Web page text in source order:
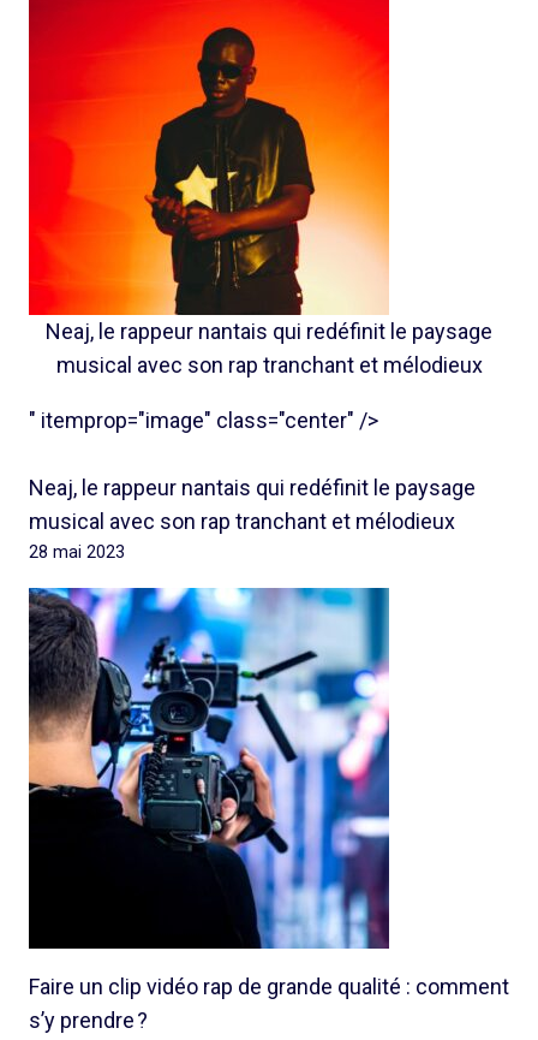
Neaj, le rappeur nantais qui redéfinit le paysage
musical avec son rap tranchant et mélodieux
" itemprop="image" class="center" />
Neaj, le rappeur nantais qui redéfinit le paysage
musical avec son rap tranchant et mélodieux
28 mai 2023
Faire un clip vidéo rap de grande qualité : comment
s’y prendre ?